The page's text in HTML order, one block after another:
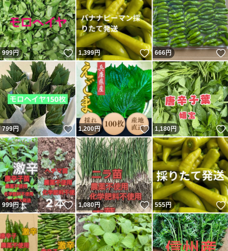
999円 いいね！
1,399円 いいね！
666円
799円 いいね！
1,200円 いいね！
1,180円
999円 いいね！
1,080円 いいね！
555円